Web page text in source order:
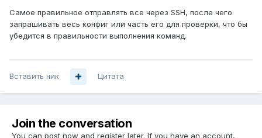
Самое правильное отправлять все через SSH, после чего
запрашивать весь конфиг или часть его для проверки, что бы
убедится в правильности выполнения команд.
Вставить ник Цитата
Join the conversation
You can post now and register later. If you have an account,